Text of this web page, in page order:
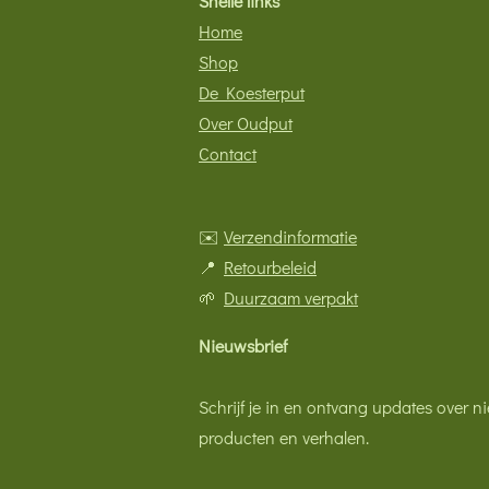
Home
Shop
De Koesterput
Over Oudput
Contact
✉️ Verzendinformatie
📍 Retourbeleid
🌱 Duurzaam verpakt
Nieuwsbrief
Schrijf je in en ontvang updates over
producten en verhalen.